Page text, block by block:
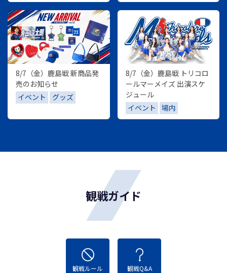
8/7（金）鹿島戦 新商品発
売のお知らせ
イベント
グッズ
8/7（金）鹿島戦 トリコロ
ールマーメイズ 出演スケ
ジュール
イベント
場内
観戦ガイド
観戦ルール 観戦Q&A